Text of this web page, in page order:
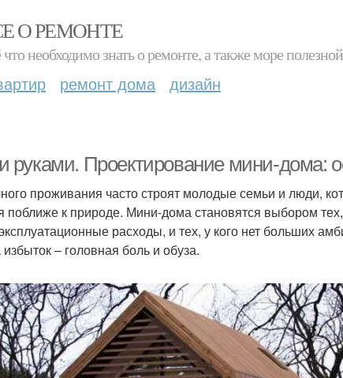
О РЕМОНТЕ
необходимо знать о ремонте, а также море
ремонт дома дизайн
Проектирование мини-дома:
проживания часто строят молодые семьи и люди,
поближе к природе. Мини-дома становятся выбором
расходы, и тех, у кого нет больших
– головная боль и обуза.